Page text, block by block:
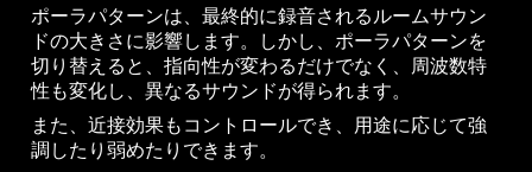
ポーラパターンは、最終的に録音されるルームサウン
ドの大きさに影響します。しかし、ポーラパターンを
切り替えると、指向性が変わるだけでなく、周波数特
性も変化し、異なるサウンドが得られます。
また、近接効果もコントロールでき、用途に応じて強
調したり弱めたりできます。